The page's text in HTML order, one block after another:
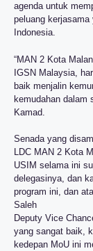
agenda untuk
peluang
Indonesia.
“MAN 2 Kota
IGSN Malaysia,
baik menjalin
kemudahan dalam
Kamad.
Senada yang
LDC MAN 2 Kota
USIM selama ini
delegasinya, dan
program ini, dan
Saleh
Deputy Vice
yang sangat baik,
kedepan MoU ini